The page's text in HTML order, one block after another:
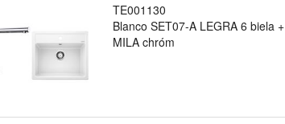
TE001130
Blanco SET07-A LEGRA 6 biela +
MILA chróm